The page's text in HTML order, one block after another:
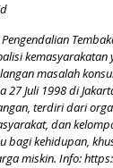
kemasyarakatan
masalah
Juli 1998 di
terdiri dari
dan
bagi kehidupan,
miskin. Info: